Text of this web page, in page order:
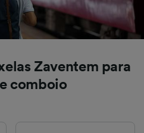
Zaventem para
comboio